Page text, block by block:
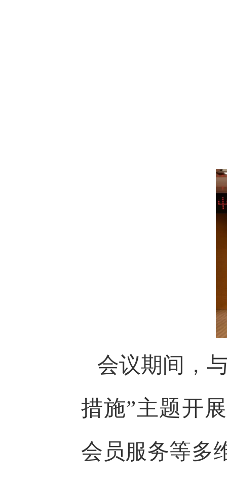
会议期间，
措施”主题开
会员服务等多